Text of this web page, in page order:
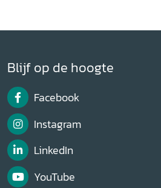
Blijf op de hoogte
Facebook
Instagram
LinkedIn
YouTube